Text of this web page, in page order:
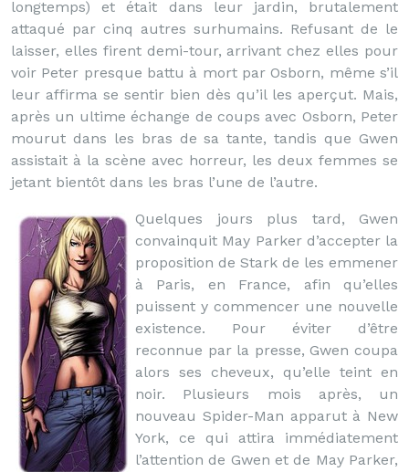
longtemps) et était dans leur jardin, brutalement
attaqué par cinq autres surhumains. Refusant de le
laisser, elles firent demi-tour, arrivant chez elles pour
voir Peter presque battu à mort par Osborn, même s’il
leur affirma se sentir bien dès qu’il les aperçut. Mais,
après un ultime échange de coups avec Osborn, Peter
mourut dans les bras de sa tante, tandis que Gwen
assistait à la scène avec horreur, les deux femmes se
jetant bientôt dans les bras l’une de l’autre.
Quelques jours plus tard, Gwen
convainquit May Parker d’accepter la
proposition de Stark de les emmener
à Paris, en France, afin qu’elles
puissent y commencer une nouvelle
existence. Pour éviter d’être
reconnue par la presse, Gwen coupa
alors ses cheveux, qu’elle teint en
noir. Plusieurs mois après, un
nouveau Spider-Man apparut à New
York, ce qui attira immédiatement
l’attention de Gwen et de May Parker,